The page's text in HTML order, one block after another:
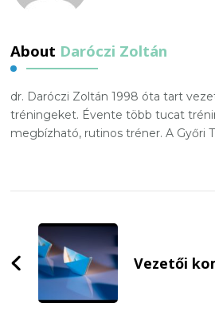
About Daróczi Zoltán
dr. Daróczi Zoltán 1998 óta tart
tréningeket. Évente több tucat
megbízható, rutinos tréner. A Győri
Navigation
Vezetői